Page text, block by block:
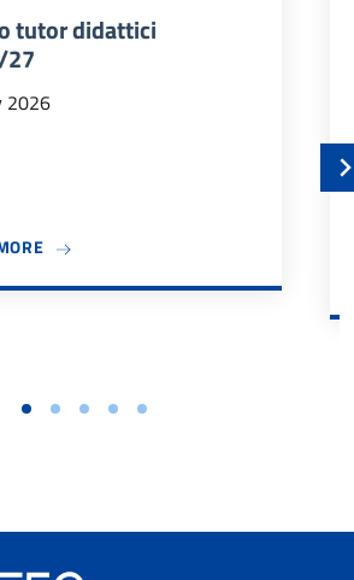
tutor didattici
2026
ABOUT BANDO TUTOR DIDATTICI